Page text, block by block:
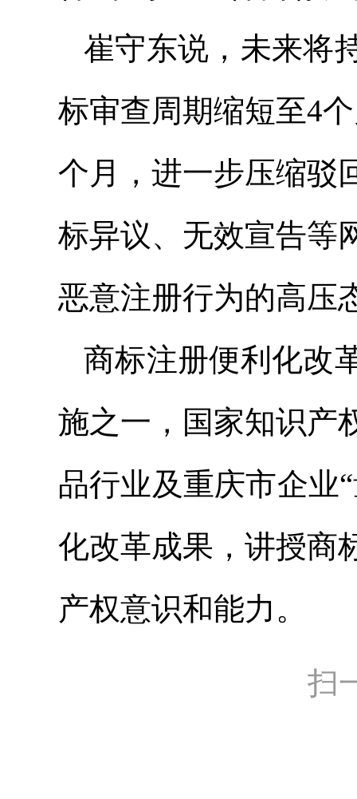
崔守东说，未来将
标审查周期缩短至4
个月，进一步压缩驳
标异议、无效宣告等
恶意注册行为的高压
商标注册便利化改
施之一，国家知识产
品行业及重庆市企业
化改革成果，讲授商
产权意识和能力。
扫